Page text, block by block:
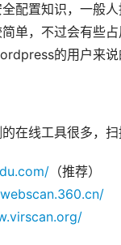
配置知识，一般
单，不过会有些
的用户来
在线工具很多，
（推荐）